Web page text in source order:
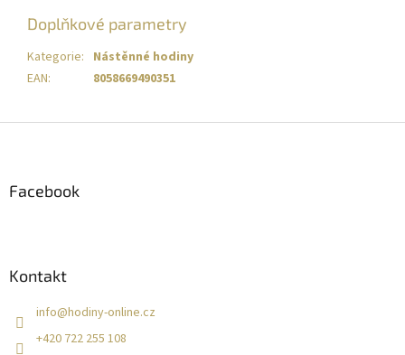
Doplňkové parametry
Kategorie: Nástěnné hodiny
EAN: 8058669490351
Facebook
Kontakt
info@hodiny-online.cz
+420 722 255 108